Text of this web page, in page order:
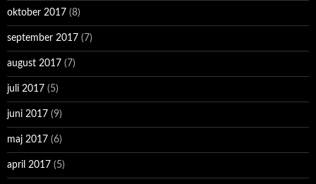
oktober 2017 (8)
september 2017 (7)
august 2017 (7)
juli 2017 (5)
juni 2017 (9)
maj 2017 (6)
april 2017 (5)